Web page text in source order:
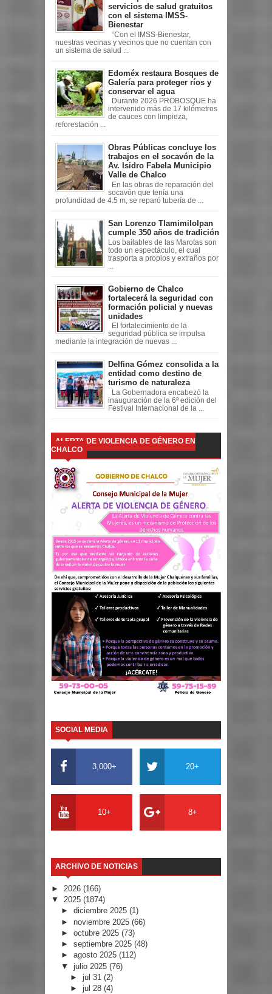
servicios de salud gratuitos
con el sistema IMSS-
Bienestar
“Con el IMSS-Bienestar,
nuestras vecinas y vecinos que no cuentan con
un sistema de salud ...
Edoméx restaura Bosques de
Galería para proteger ríos y
conservar el agua
Durante 2026 PROBOSQUE ha
intervenido más de 17 kilómetros
de cauces con limpieza,
reforestación ...
Obras Públicas concluye los
trabajos en el socavón de la
Av. Isidro Fabela Municipio
Valle de Chalco
En las obras de reparación del
socavón que tenía una
profundidad de 4.5 m, se reparó tubería de ...
San Lorenzo Tlamimilolpan
cumple 350 años de tradición
Los bailables de las Marotas son
todo un espectáculo, el cual
trasporta a propios y extraños por
Gobierno de Chalco
fortalecerá la seguridad con
formación policial y nuevas
unidades
El fortalecimiento de la
seguridad pública se impulsa
mediante la integración de nuevas ...
Delfina Gómez consolida a la
entidad como destino de
turismo de naturaleza
La Gobernadora encabezó la
inauguración de la 6ª edición del
Festival Internacional de la ...
ALERTA DE VIOLENCIA DE GÉNERO EN
CHALCO
SOCIAL MEDIA
3,000+ 20+
10+ 8+
ARCHIVO DE NOTICIAS
► 2026 (166)
▼ 2025 (1874)
► diciembre 2025 (1)
► noviembre 2025 (66)
► octubre 2025 (73)
► septiembre 2025 (48)
► agosto 2025 (112)
▼ julio 2025 (76)
►jul 31(2)
►jul 28(4)